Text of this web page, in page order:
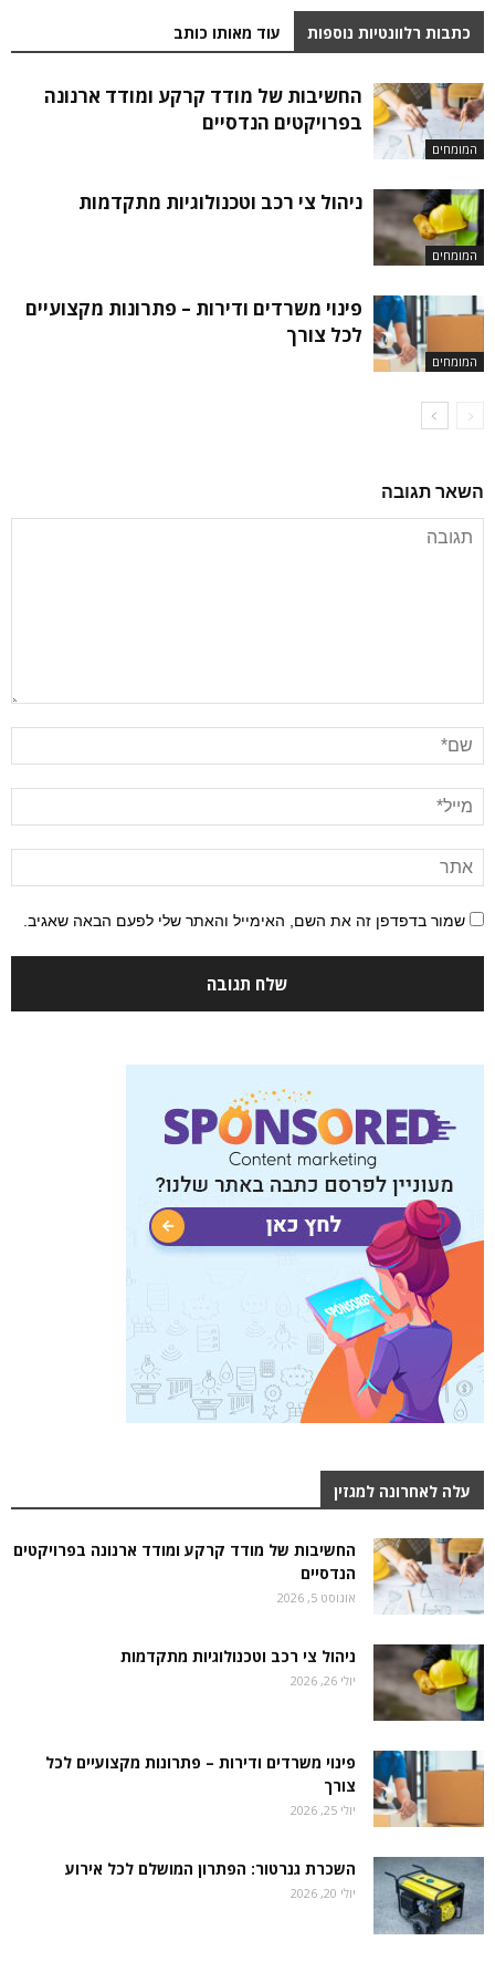
כתבות רלוונטיות נוספות עוד מאותו כותב
המומחים
החשיבות של מודד קרקע ומודד ארנונה
בפרויקטים הנדסיים
המומחים
ניהול צי רכב וטכנולוגיות מתקדמות
המומחים
פינוי משרדים ודירות – פתרונות מקצועיים
לכל צורך
השאר תגובה
שמור בדפדפן זה את השם, האימייל והאתר שלי לפעם הבאה שאגיב.
עלה לאחרונה למגזין
החשיבות של מודד קרקע ומודד ארנונה בפרויקטים
הנדסיים
אוגוסט 5, 2026
ניהול צי רכב וטכנולוגיות מתקדמות
יולי 26, 2026
פינוי משרדים ודירות – פתרונות מקצועיים לכל
צורך
יולי 25, 2026
השכרת גנרטור: הפתרון המושלם לכל אירוע
יולי 20, 2026